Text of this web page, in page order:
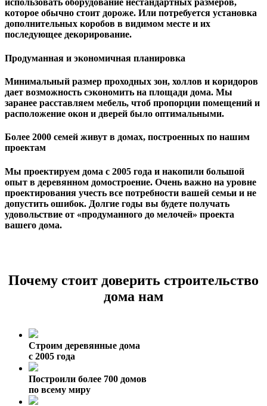
использовать оборудование нестандартных размеров,
которое обычно стоит дороже. Или потребуется установка
дополнительных коробов в видимом месте и их
последующее декорирование.
Продуманная и экономичная планировка
Минимальный размер проходных зон, холлов и коридоров
дает возможность сэкономить на площади дома. Мы
заранее расставляем мебель, чтоб пропорции помещений и
расположение окон и дверей было оптимальными.
Более 2000 семей живут в домах, построенных по нашим
проектам
Мы проектируем дома с 2005 года и накопили большой
опыт в деревянном домостроение. Очень важно на уровне
проектирования учесть все потребности вашей семьи и не
допустить ошибок. Долгие годы вы будете получать
удовольствие от «продуманного до мелочей» проекта
вашего дома.
Почему стоит доверить строительство
дома нам
Строим деревянные дома
с 2005 года
Построили более 700 домов
по всему миру